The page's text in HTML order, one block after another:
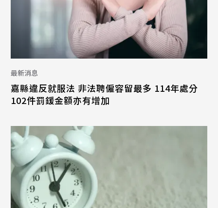
最新消息
嘉縣違反就服法 非法聘僱容留最多 114年處分
102件罰鍰金額亦有增加